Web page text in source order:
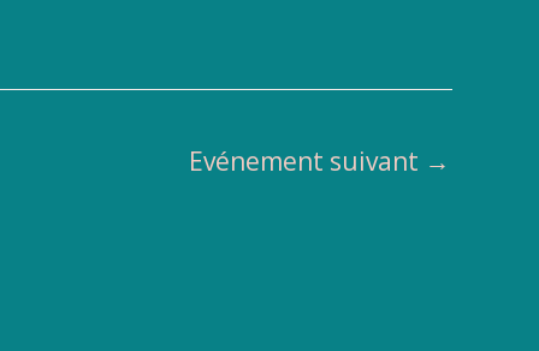
Evénement suivant →